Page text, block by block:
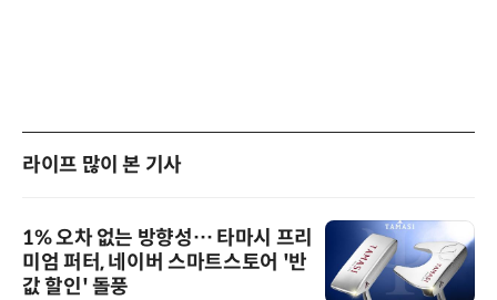
라이프 많이 본 기사
1% 오차 없는 방향성… 타마시 프리
미엄 퍼터, 네이버 스마트스토어 '반
값 할인' 돌풍